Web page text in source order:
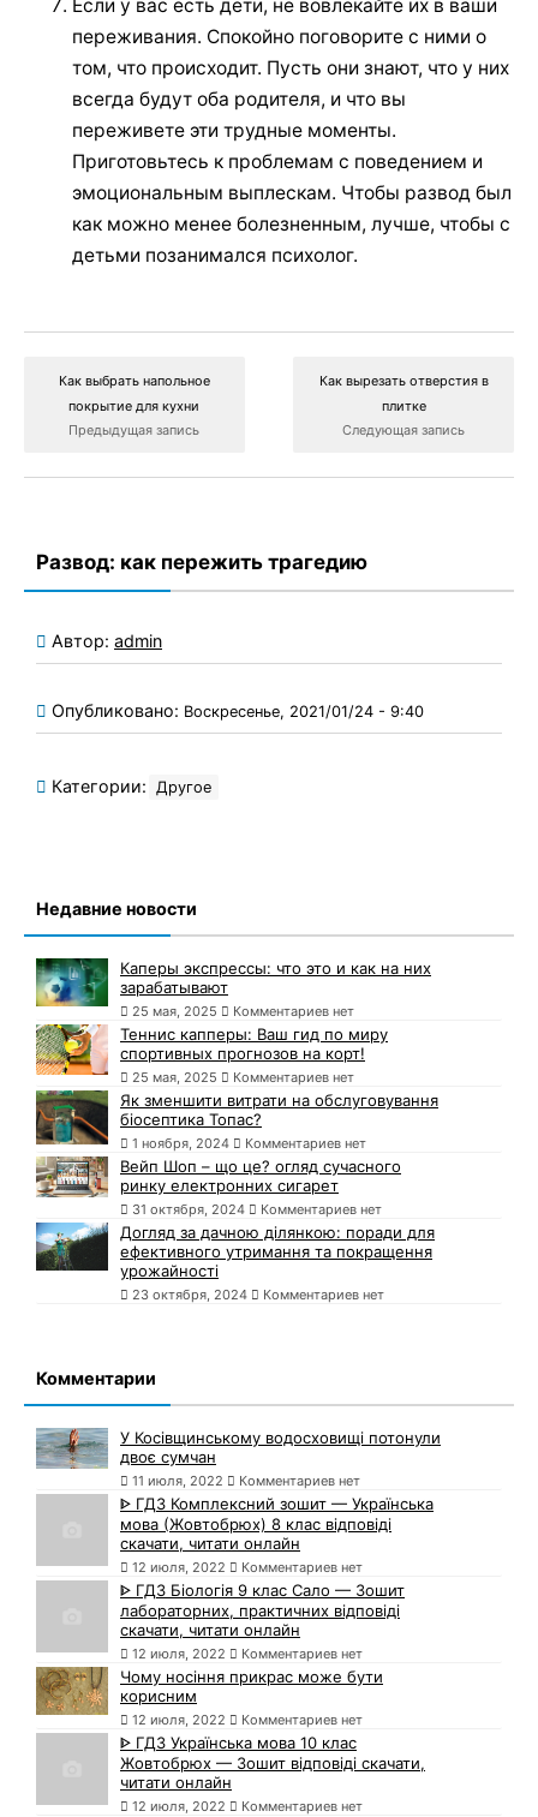
Если у вас есть дети, не вовлекайте их в ваши
переживания. Спокойно поговорите с ними о
том, что происходит. Пусть они знают, что у них
всегда будут оба родителя, и что вы
переживете эти трудные моменты.
Приготовьтесь к проблемам с поведением и
эмоциональным выплескам. Чтобы развод был
как можно менее болезненным, лучше, чтобы с
детьми позанимался психолог.
Как выбрать напольное
покрытие для кухни
Предыдущая запись
Как вырезать отверстия в
плитке
Следующая запись
Развод: как пережить трагедию
Автор: admin
Опубликовано: Воскресенье, 2021/01/24 - 9:40
Категории: Другое
Недавние новости
Каперы экспрессы: что это и как на них
зарабатывают
25 мая, 2025 Комментариев нет
Теннис капперы: Ваш гид по миру
спортивных прогнозов на корт!
25 мая, 2025 Комментариев нет
Як зменшити витрати на обслуговування
біосептика Топас?
1 ноября, 2024 Комментариев нет
Вейп Шоп – що це? огляд сучасного
ринку електронних сигарет
31 октября, 2024 Комментариев нет
Догляд за дачною ділянкою: поради для
ефективного утримання та покращення
урожайності
23 октября, 2024 Комментариев нет
Комментарии
У Косівщинському водосховищі потонули
двоє сумчан
11 июля, 2022 Комментариев нет
ᐈ ГДЗ Комплексний зошит — Українська
мова (Жовтобрюх) 8 клас відповіді
скачати, читати онлайн
12 июля, 2022 Комментариев нет
ᐈ ГДЗ Біологія 9 клас Сало — Зошит
лабораторних, практичних відповіді
скачати, читати онлайн
12 июля, 2022 Комментариев нет
Чому носіння прикрас може бути
корисним
12 июля, 2022 Комментариев нет
ᐈ ГДЗ Українська мова 10 клас
Жовтобрюх — Зошит відповіді скачати,
читати онлайн
12 июля, 2022 Комментариев нет